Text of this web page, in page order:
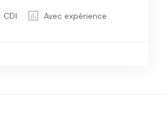
CDI Avec expérience